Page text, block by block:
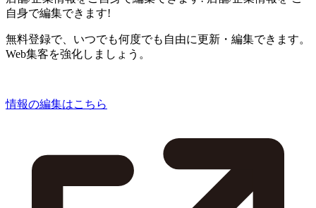
自身で編集できます!
無料登録で、いつでも何度でも自由に更新・編集できます。
Web集客を強化しましょう。
情報の編集はこちら